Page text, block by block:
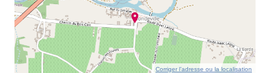
Corriger l’adresse ou la localisation